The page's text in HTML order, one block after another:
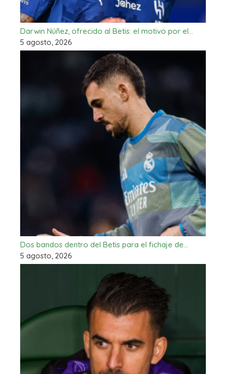
Darwin Núñez, ofrecido al Betis: el motivo por el…
5 agosto, 2026
Dos bandos dentro del Betis para el fichaje de…
5 agosto, 2026